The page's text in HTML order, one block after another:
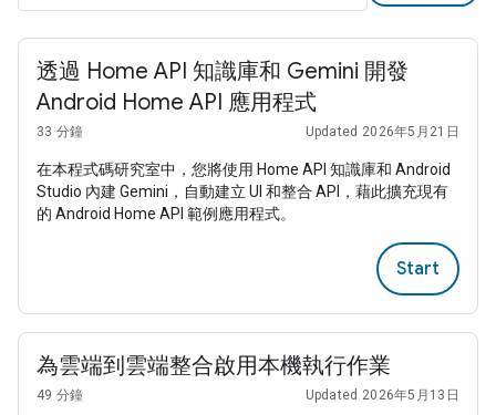
透過 Home API 知識庫和 Gemini 開發
Android Home API 應用程式
33 分鐘 Updated 2026年5月21日
在本程式碼研究室中，您將使用 Home API 知識庫和 Android
Studio 內建 Gemini，自動建立 UI 和整合 API，藉此擴充現有
的 Android Home API 範例應用程式。
Start
為雲端到雲端整合啟用本機執行作業
49 分鐘 Updated 2026年5月13日